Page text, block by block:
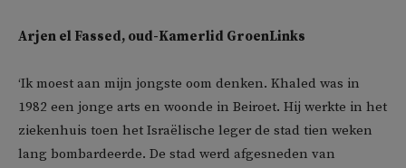
Arjen el Fassed, oud-Kamerlid GroenLinks
‘Ik moest aan mijn jongste oom denken. Khaled was in
1982 een jonge arts en woonde in Beiroet. Hij werkte in het
ziekenhuis toen het Israëlische leger de stad tien weken
lang bombardeerde. De stad werd afgesneden van